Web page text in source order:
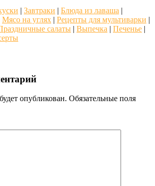
| Завтраки | Блюда из лаваша |
Мясо на углях | Рецепты для мультиварки |
салаты | Выпечка | Печенье |
опубликован. Обязательные поля